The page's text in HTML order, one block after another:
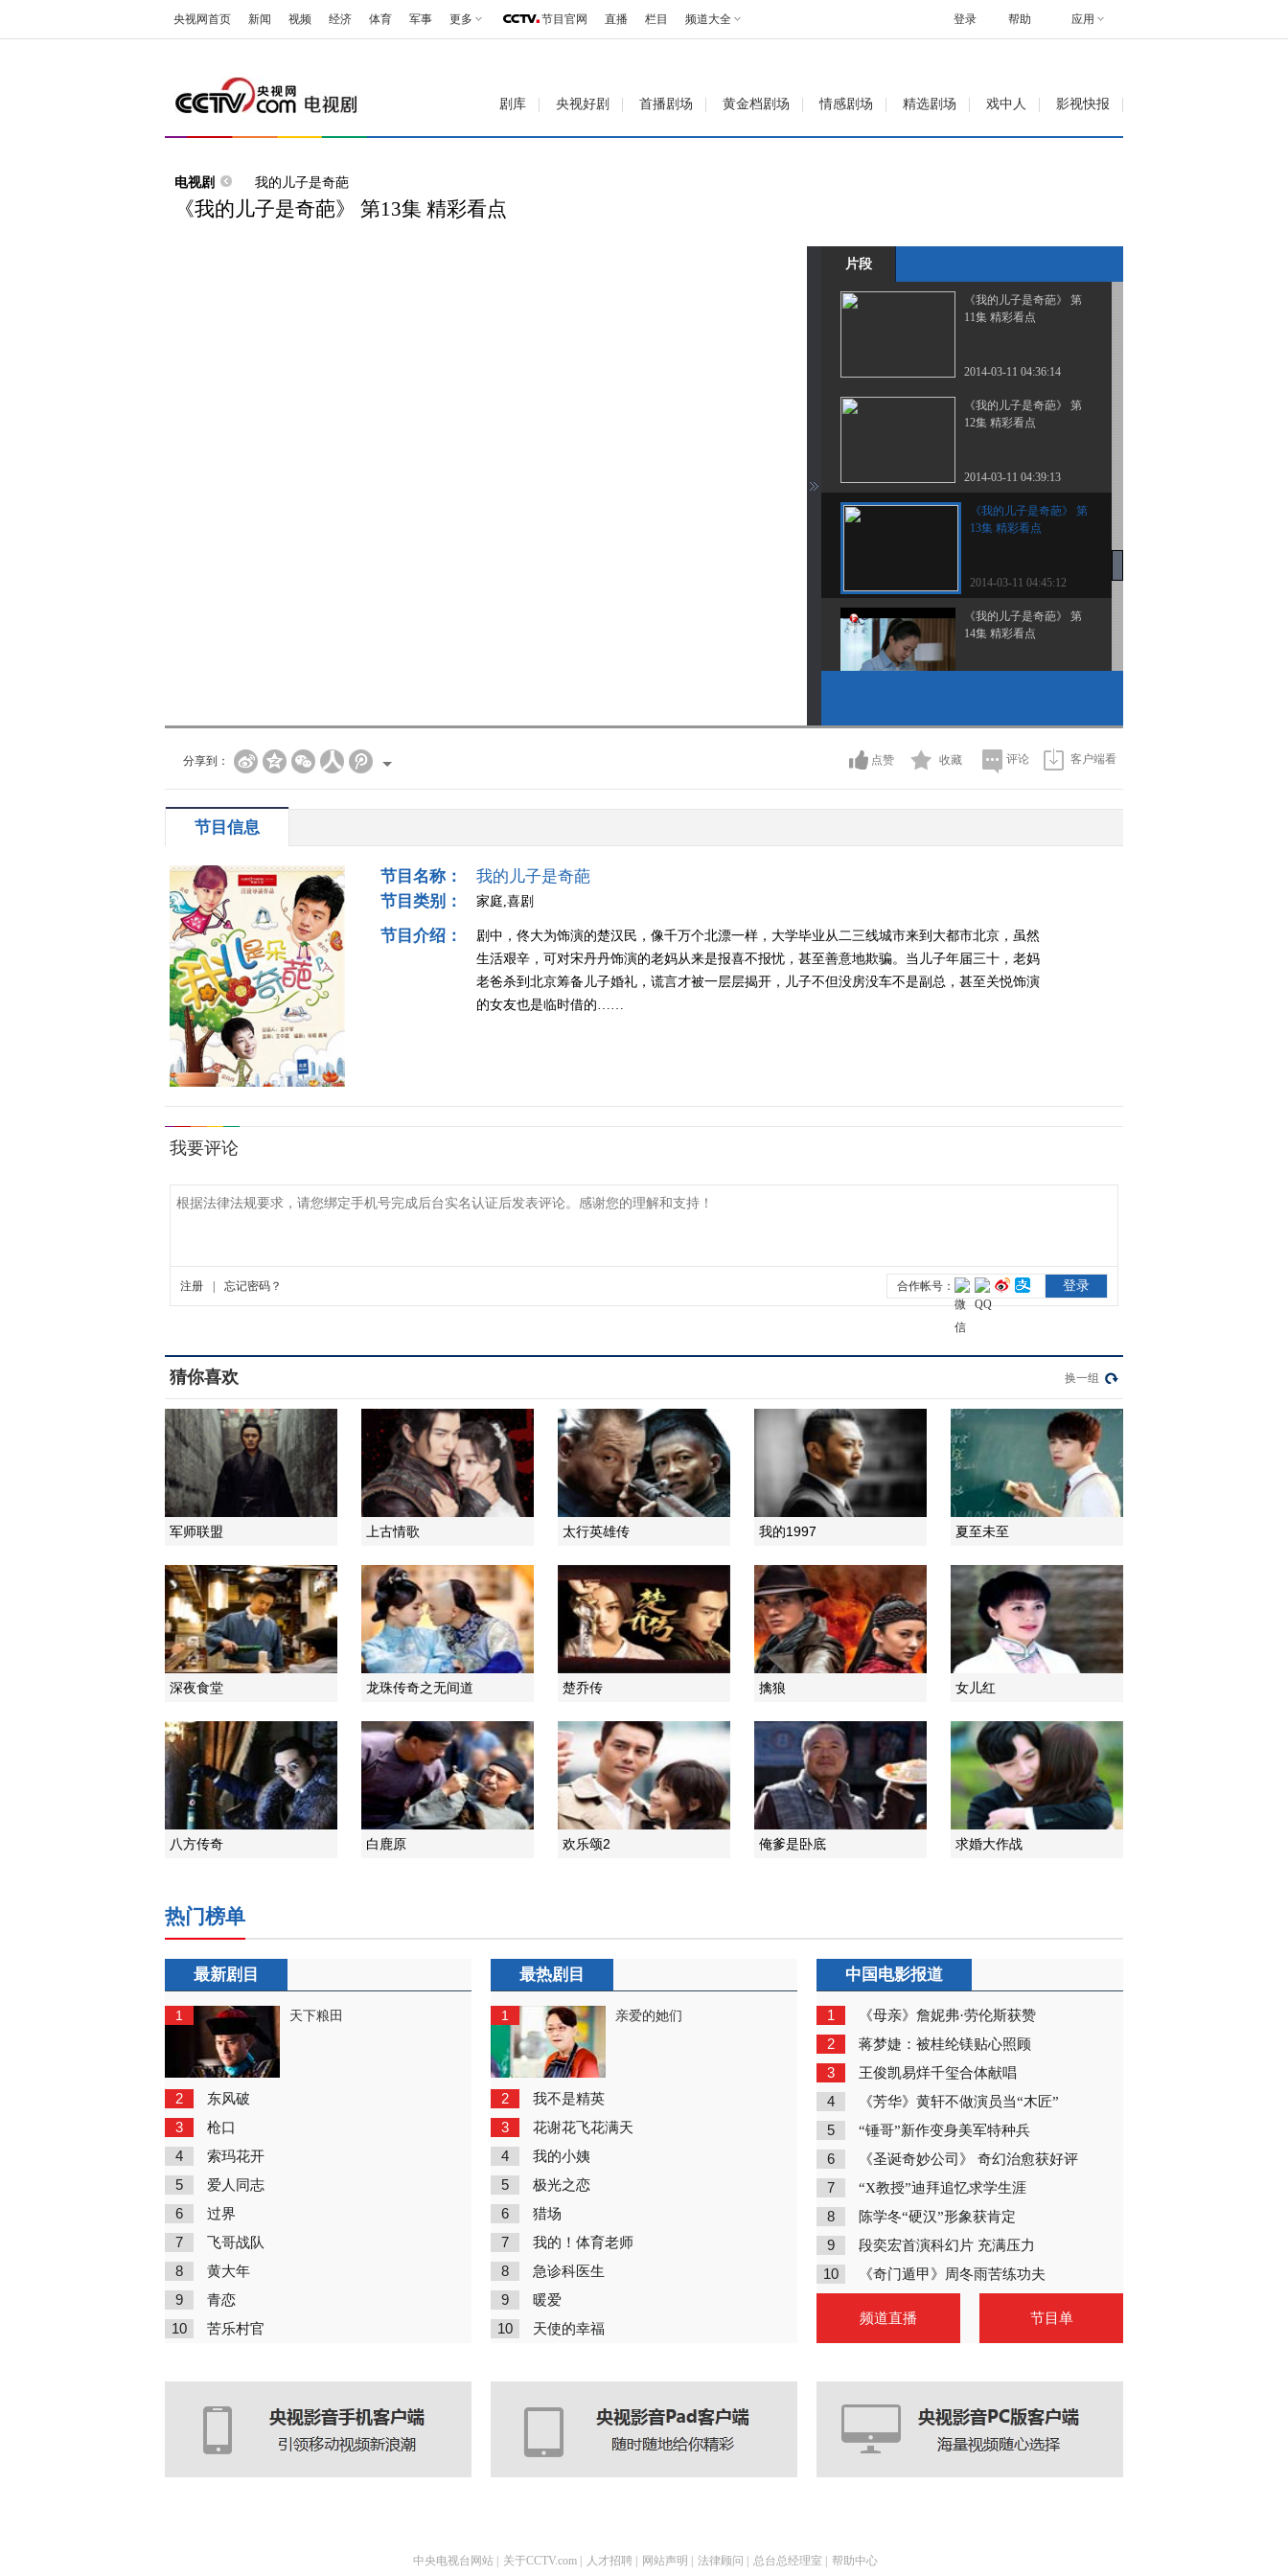
央视网首页 新闻 视频 经济 体育 军事 更多 节目官网 直播 栏目 频道大全 帮助 应用
登录
剧库 央视好剧 首播剧场 黄金档剧场 情感剧场 精选剧场 戏中人 影视快报
电视剧 我的儿子是奇葩
《我的儿子是奇葩》 第13集 精彩看点
片段
集 精彩看点
《我的儿子是奇葩》 第
11集 精彩看点
2014-03-11 04:36:14
《我的儿子是奇葩》 第
12集 精彩看点
2014-03-11 04:39:13
《我的儿子是奇葩》 第
13集 精彩看点
2014-03-11 04:45:12
《我的儿子是奇葩》 第
14集 精彩看点
2014-03-12 07:24:19
16集 精彩看点
《我的儿子是奇葩》 第
17集 精彩看点
2014-03-13 05:30:09
子是奇葩》热播 佟大为
奉上“反逼婚宝典”
2014-03-13 14:18:15
【影视快报】《我的儿子
是奇葩》将播 佟大为关
2014-03-03 16:21:06
《我的儿子是奇葩》 第
20集 精彩看点
2014-03-14 03:06:05
《我的儿子是奇葩》 第
21集 精彩看点
2014-03-14 03:09:05
《我的儿子是奇葩》 第
22集 精彩看点
2014-03-14 03:09:05
《我的儿子是奇葩》 第
23集 精彩看点
2014-03-14 21:12:14
《我的儿子是奇葩》 第
26集 精彩看点
2014-03-15 22:57:04
《我的儿子是奇葩》 第
27集 精彩看点
2014-03-15 23:03:06
28集 精彩看点
《我的儿子是奇葩》 第
29集 精彩看点
2014-03-16 22:36:05
分享到： 点赞 收藏 评论 客户端看
节目信息
节目名称：
我的儿子是奇葩
节目类别：
家庭,喜剧
节目介绍：
剧中，佟大为饰演的楚汉民，像千万个北漂一样，大学毕业从二三线城市来到大都市北京，虽然
生活艰辛，可对宋丹丹饰演的老妈从来是报喜不报忧，甚至善意地欺骗。当儿子年届三十，老妈
老爸杀到北京筹备儿子婚礼，谎言才被一层层揭开，儿子不但没房没车不是副总，甚至关悦饰演
的女友也是临时借的……
猜你喜欢 换一组
军师联盟 上古情歌 太行英雄传 我的1997 夏至未至
深夜食堂 龙珠传奇之无间道 楚乔传 擒狼 女儿红
八方传奇 白鹿原 欢乐颂2 俺爹是卧底 求婚大作战
热门榜单
最新剧目
1 天下粮田
2 东风破
3 枪口
4 索玛花开
5 爱人同志
6 过界
7 飞哥战队
8 黄大年
9 青恋
10 苦乐村官
最热剧目
1 亲爱的她们
2 我不是精英
3 花谢花飞花满天
4 我的小姨
5 极光之恋
6 猎场
7 我的！体育老师
8 急诊科医生
9 暖爱
10 天使的幸福
中国电影报道
1 《母亲》詹妮弗·劳伦斯获赞
2 蒋梦婕：被桂纶镁贴心照顾
3 王俊凯易烊千玺合体献唱
4 《芳华》黄轩不做演员当“木匠”
5 “锤哥”新作变身美军特种兵
6 《圣诞奇妙公司》 奇幻治愈获好评
7 “X教授”迪拜追忆求学生涯
8 陈学冬“硬汉”形象获肯定
9 段奕宏首演科幻片 充满压力
10 《奇门遁甲》周冬雨苦练功夫
频道直播 节目单
中央电视台网站 关于CCTV.com 人才招聘 网站声明 法律顾问 总台总经理室 帮助中心